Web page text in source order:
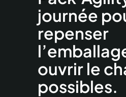
journée
repenser
ouvrir le
possibles.